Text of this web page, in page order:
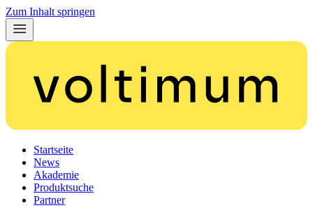
Zum Inhalt springen
Startseite
News
Akademie
Produktsuche
Partner